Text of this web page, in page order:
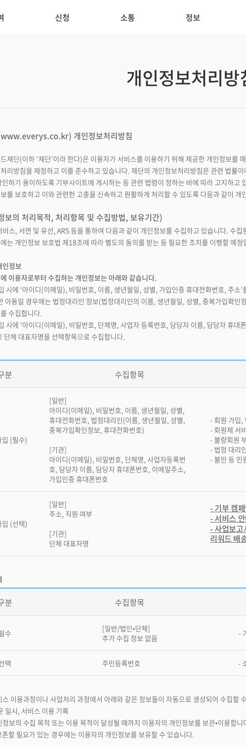
신청 소통 정보
개인정보처리방
개인정보처리방침
재단(이하 ‘재단’이라 한다)은 이용자가 서비스를 이용하기 위해 제공한 개인정보를
리방침을 제정하고 이를 준수하고 있습니다. 재단의 개인정보처리방침은 관련 법률
하기 용이하도록 기부사이트에 게시하는 등 관련 법령이 정하는 바에 따라 고지하고
를 보호하고 이와 관련한 고충을 신속하고 원활하게 처리할 수 있도록 다음과 같이 개
보의 처리목적, 처리항목 및 수집방법, 보유기간)
스, 서면 및 유선, ARS 등을 통하여 다음과 같이 개인정보를 수집하고 있습니다. 수
는 개인정보 보호법 제18조에 따라 별도의 동의를 받는 등 필요한 조치를 이행할 예정
정보
이용자로부터 수집하는 개인정보는 아래와 같습니다.
시에 ‘아이디(이메일), 비밀번호, 이름, 생년월일, 성별, 가입인증 휴대전화번호, 주소
아동일 경우에는 법정대리인 정보(법정대리인의 이름, 생년월일, 성별, 중복가입확
수집합니다.
시에 ‘아이디(이메일), 비밀번호, 단체명, 사업자 등록번호, 담당자 이름, 담당자 휴대
단체 대표자명을 선택항목으로 수집합니다.
분 수집항목
입 (필수)
[일반]
아이디(이메일), 비밀번호, 이름, 생년월일, 성별,
휴대전화번호, 법정대리인(이름, 생년월일, 성별,
중복가입확인정보, 휴대전화번호)
[기관]
아이디(이메일), 비밀번호, 단체명, 사업자등록번
호, 담당자 이름, 담당자 휴대폰번호, 이메일주소,
가입인증 휴대폰번호
- 회원 가입,
- 회원제 서
- 불량회원
- 법정 대리
- 불만 등 민
입 (선택)
[일반]
주소, 직원 여부
[기관]
단체 대표자명
- 기부 캠
- 서비스
- 사업보고
리워드 배
분 수집항목
수
[일반/법인•단체]
추가 수집 정보 없음
-
택 주민등록번호 -
이용과정이나 사업처리 과정에서 아래와 같은 정보들이 자동으로 생성되어 수집할
일시, 서비스 이용 기록
보의 수집 목적 또는 이용 목적이 달성될 때까지 이용자의 개인정보를 보관•이용합
할 필요가 있는 경우에는 이용자의 개인정보를 보유할 수 있습니다.